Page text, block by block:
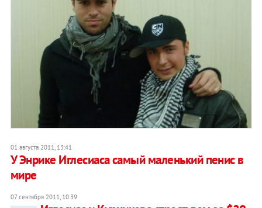
01 августа 2011, 13:41
У Энрике Иглесиаса самый маленький пенис в
мире
07 сентября 2011, 10:39